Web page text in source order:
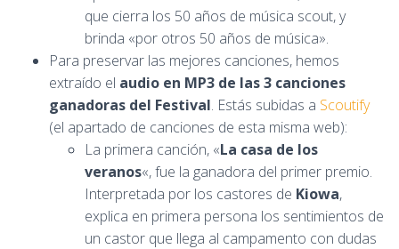
que cierra los 50 años de música scout, y
brinda «por otros 50 años de música».
Para preservar las mejores canciones, hemos
extraído el audio en MP3 de las 3 canciones
ganadoras del Festival. Estás subidas a Scoutify
(el apartado de canciones de esta misma web):
La primera canción, «La casa de los
veranos«, fue la ganadora del primer premio.
Interpretada por los castores de Kiowa,
explica en primera persona los sentimientos de
un castor que llega al campamento con dudas